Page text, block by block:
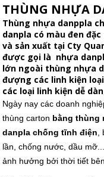
THÙNG NHỰA
Thùng nhựa danppla
danpla có màu đen
và sản xuất tại Cty
được gọi là nhựa
lớn ngoài thùng nhựa
đượng các linh kiện
các loại linh kiện dễ
Ngày nay các doanh
thùng carton bằng thùng
danpla chống tĩnh điện
lần, chống nước, dầu
ảnh hưởng bởi thời tiết